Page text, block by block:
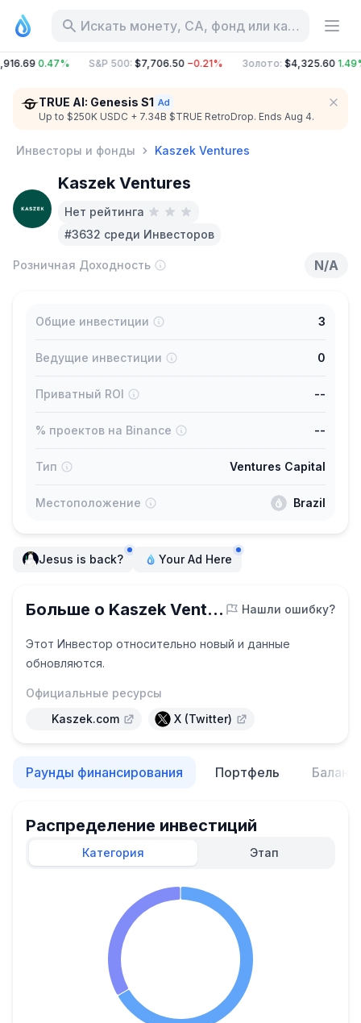
Искать монету, CA, фонд или категорию
0.47% S&P 500:$7,706.50 −0.21% Золото:$4,325.60
TRUE AI: Genesis S1
Up to $250K USDC + 7.34B $TRUE RetroDrop. Ends Aug 4.
Инвесторы и фонды Kaszek Ventures
Kaszek Ventures
Нет рейтинга
#3632 среди Инвесторов
Розничная Доходность N/A
Общие инвестиции 3
Ведущие инвестиции 0
Приватный ROI --
% проектов на Binance --
Тип Ventures Capital
Местоположение Brazil
Jesus is back? Your Ad Here
Больше о Kaszek Ventures Нашли ошибку?
Этот Инвестор относительно новый и данные
обновляются.
Официальные ресурсы
Kaszek.com
X (Twitter)
Раунды финансирования Портфель
Распределение инвестиций
Категория Этап